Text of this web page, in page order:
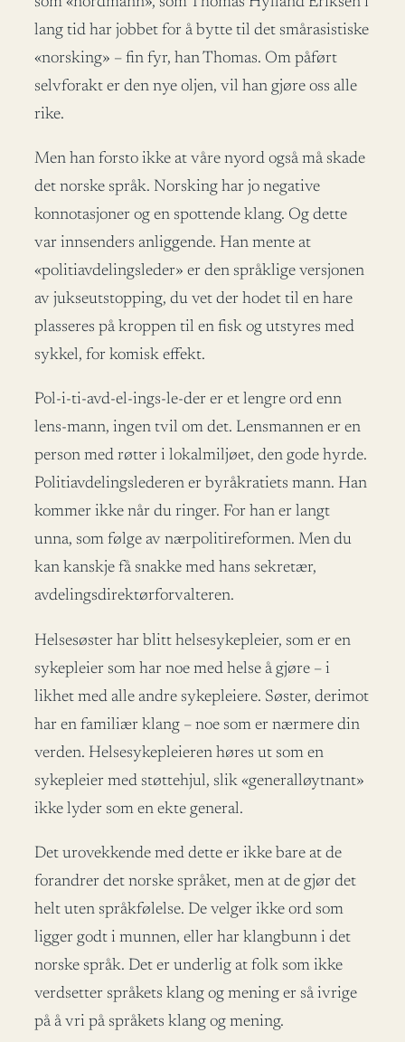
lang tid har jobbet for å bytte til det smårasistiske
«norsking» – fin fyr, han Thomas. Om påført
selvforakt er den nye oljen, vil han gjøre oss alle
rike.
Men han forsto ikke at våre nyord også må skade
det norske språk. Norsking har jo negative
konnotasjoner og en spottende klang. Og dette
var innsenders anliggende. Han mente at
«politiavdelingsleder» er den språklige versjonen
av jukseutstopping, du vet der hodet til en hare
plasseres på kroppen til en fisk og utstyres med
sykkel, for komisk effekt.
Pol-i-ti-avd-el-ings-le-der er et lengre ord enn
lens-mann, ingen tvil om det. Lensmannen er en
person med røtter i lokalmiljøet, den gode hyrde.
Politiavdelingslederen er byråkratiets mann. Han
kommer ikke når du ringer. For han er langt
unna, som følge av nærpolitireformen. Men du
kan kanskje få snakke med hans sekretær,
avdelingsdirektørforvalteren.
Helsesøster har blitt helsesykepleier, som er en
sykepleier som har noe med helse å gjøre – i
likhet med alle andre sykepleiere. Søster, derimot
har en familiær klang – noe som er nærmere din
verden. Helsesykepleieren høres ut som en
sykepleier med støttehjul, slik «generalløytnant»
ikke lyder som en ekte general.
Det urovekkende med dette er ikke bare at de
forandrer det norske språket, men at de gjør det
helt uten språkfølelse. De velger ikke ord som
ligger godt i munnen, eller har klangbunn i det
norske språk. Det er underlig at folk som ikke
verdsetter språkets klang og mening er så ivrige
på å vri på språkets klang og mening.